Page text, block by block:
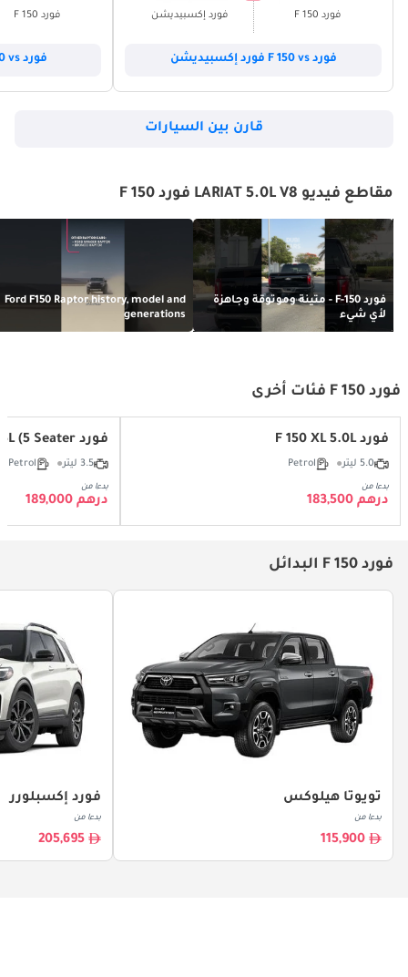
فورد F 150 فورد إكسبيديشن
فورد F 150 vs فورد إكسبيديشن
فورد F 150
فورد F 150 vs فورد إكسبلورر
قارن بين السيارات
مقاطع فيديو LARIAT 5.0L V8 فورد F 150
فورد F-150 - متينة وموثوقة وجاهزة
لأي شيء
Ford F150 Raptor history, model and
generations
فورد F 150 فئات أخرى
فورد F 150 XL 5.0L
5.0 ليتر Petrol
بدءا من
درهم 183,500
فورد F 150 XLT 3.5L (5 Seater)
3.5 ليتر Petrol
بدءا من
درهم 189,000
فورد F 150 البدائل
تويوتا هيلوكس
بدءا من
115,900
فورد إكسبلورر
بدءا من
205,695